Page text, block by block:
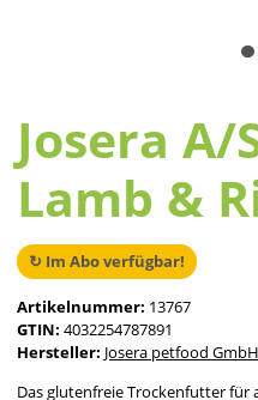
Josera
Lamb &
↻ Im Abo verfügbar!
Artikelnummer: 13767
GTIN: 4032254787891
Hersteller: Josera petfood GmbH
Das glutenfreie Trockenfutter für